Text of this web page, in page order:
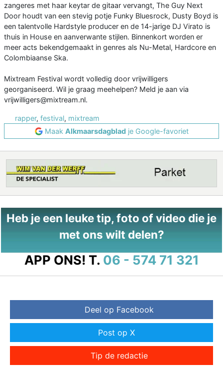
zangeres met haar keytar de gitaar vervangt, The Guy Next
Door houdt van een stevig potje Funky Bluesrock, Dusty Boyd is
een talentvolle Hardstyle producer en de 14-jarige DJ Virato is
thuis in House en aanverwante stijlen. Binnenkort worden er
meer acts bekendgemaakt in genres als Nu-Metal, Hardcore en
Colombiaanse Ska.
Mixtream Festival wordt volledig door vrijwilligers
georganiseerd. Wil je graag meehelpen? Meld je aan via
vrijwilligers@mixtream.nl.
rapper, festival, mixtream
Maak Alkmaarsdagbladje Google-favoriet
Heb je een leuke tip, foto of video die je
met ons wilt delen?
APP ONS! T. 06 - 574 71 321
Deel op Facebook
Post op X
Tip de redactie